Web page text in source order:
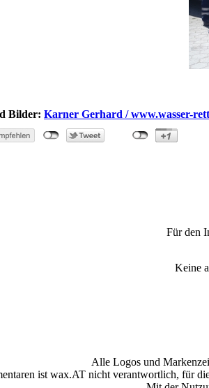
Bilder: Karner Gerhard / www.wasser-
Für den
Keine
Alle Logos und
ist wax.AT nicht verantwortlich, für